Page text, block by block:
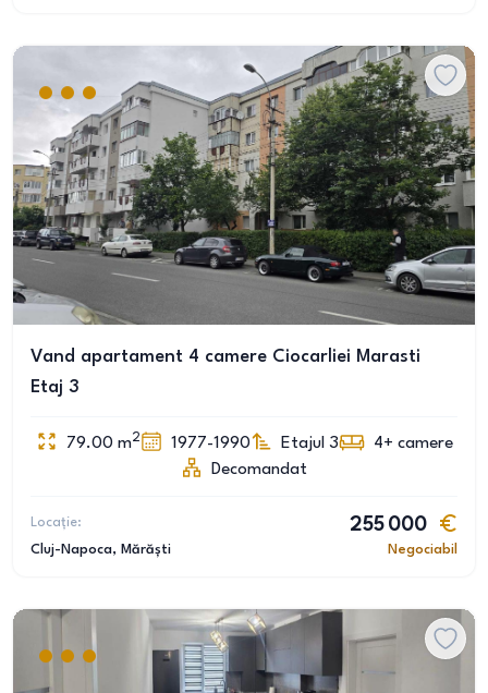
Vand apartament 4 camere Ciocarliei Marasti
Etaj 3
79.00 m2 1977-1990 Etajul 3 4+ camere
Decomandat
Locație:
Cluj-Napoca, Mărăști
255 000
Negociabil